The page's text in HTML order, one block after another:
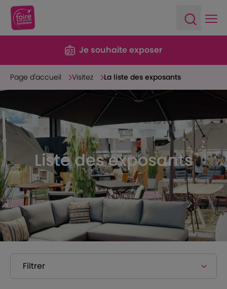
Je souhaite exposer
Page d'accueil Visitez La liste des exposants
Liste des exposants
Filtrer